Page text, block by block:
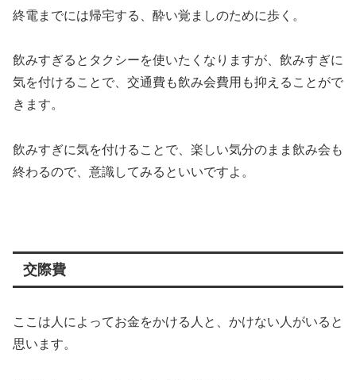
終電までには帰宅する、酔い覚ましのために歩く。
飲みすぎるとタクシーを使いたくなりますが、飲みすぎに
気を付けることで、交通費も飲み会費用も抑えることがで
きます。
飲みすぎに気を付けることで、楽しい気分のまま飲み会も
終わるので、意識してみるといいですよ。
交際費
ここは人によってお金をかける人と、かけない人がいると
思います。